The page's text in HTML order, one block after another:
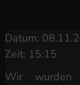
Datum:
Zeit: 15:15
Wir wurden